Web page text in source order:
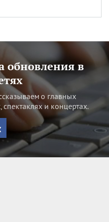
обновления в
о главных
и концертах.